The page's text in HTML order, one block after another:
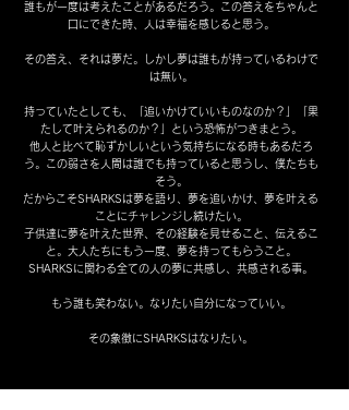
誰もが一度は考えたことがあるだろう。この答えをちゃんと
口にできた時、人は幸福を感じると思う。
その答え、それは夢だ。しかし夢は誰もが持っているわけで
は無い。
持っていたとしても、「追いかけていいものなのか？」「果
たして叶えられるのか？」という恐怖がつきまとう。
他人と比べて恥ずかしいという気持ちになる時もあるだろ
う。この弱さを人間は誰でも持っていると思うし、僕たちも
そう。
だからこそSHARKSは夢を語り、夢を追いかけ、夢を叶える
ことにチャレンジし続けたい。
子供達に夢を叶えた世界、その経験を見せること、伝えるこ
と。大人たちにもう一度、夢を持ってもらうこと。
SHARKSに関わる全ての人の夢に共感し、共感される事。
もう誰も笑わない。なりたい自分になっていい。
その象徴にSHARKSはなりたい。